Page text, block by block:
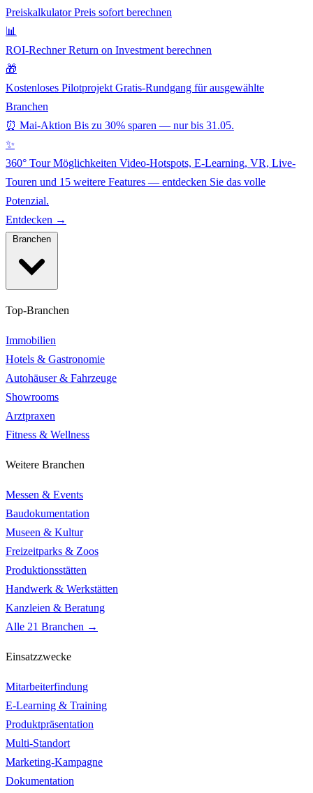
Preiskalkulator Preis sofort berechnen
📊
ROI-Rechner Return on Investment berechnen
🎁
Kostenloses Pilotprojekt Gratis-Rundgang für ausgewählte
Branchen
⏰ Mai-Aktion Bis zu 30% sparen — nur bis 31.05.
✨
360° Tour Möglichkeiten Video-Hotspots, E-Learning, VR, Live-
Touren und 15 weitere Features — entdecken Sie das volle
Potenzial.
Entdecken →
Top-Branchen
Immobilien
Hotels & Gastronomie
Autohäuser & Fahrzeuge
Showrooms
Arztpraxen
Fitness & Wellness
Weitere Branchen
Messen & Events
Baudokumentation
Museen & Kultur
Freizeitparks & Zoos
Produktionsstätten
Handwerk & Werkstätten
Kanzleien & Beratung
Alle 21 Branchen →
Einsatzzwecke
Mitarbeiterfindung
E-Learning & Training
Produktpräsentation
Multi-Standort
Marketing-Kampagne
Dokumentation